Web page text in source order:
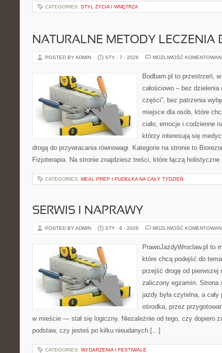
CATEGORIES: STYL ŻYCIA I WNĘTRZA
NATURALNE METODY LECZENIA
POSTED BY ADMIN STY - 7 - 2026 MOŻLIWOŚĆ
Bodbam.pl to przestrzeń,
całościowo – bez dzielenia
części”, bez patrzenia
miejsce dla osób, które
ciało, emocje i codzienne
którzy interesują się
drogą do przywracania równowagi. Kategorie na stronie to
Fizjoterapia. Na stronie znajdziesz treści, które łączą
CATEGORIES: MEAL PREP I PUDEŁKA NA CAŁY TYDZIEŃ
SERWIS I NAPRAWY
POSTED BY ADMIN STY - 6 - 2026 MOŻLIWOŚĆ
PrawoJazdyWroclaw.pl to
które chcą podejść do
przejść drogę od pierwszej
zaliczony egzamin. Strona
jazdy była czytelna, a
ośrodka, przez
w mieście — stał się logiczny. Niezależnie od tego, czy dopiero
podstaw, czy jesteś po kilku nieudanych […]
CATEGORIES: WYDARZENIA I FESTIWALE